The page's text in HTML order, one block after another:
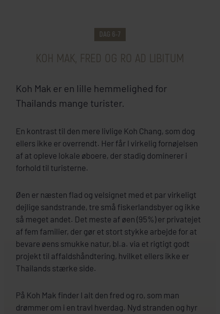
Koh Mak
Lazy Day Resort
SE HOTEL
DAG 6-7
KOH MAK, FRED OG RO AD LIBITUM
Koh Mak er en lille hemmelighed for
Thailands mange turister.
En kontrast til den mere livlige Koh Chang, som dog
ellers ikke er overrendt. Her får I virkelig fornøjelsen
af at opleve lokale øboere, der stadig dominerer i
forhold til turisterne.
Øen er næsten flad og velsignet med et par virkeligt
dejlige sandstrande, tre små fiskerlandsbyer og ikke
så meget andet. Det meste af øen (95%) er privatejet
af fem familier, der gør et stort stykke arbejde for at
bevare øens smukke natur, bl.a. via et rigtigt godt
projekt til affaldshåndtering, hvilket ellers ikke er
Thailands stærke side.
På Koh Mak finder I alt den fred og ro, som man
drømmer om i en travl hverdag. Nyd stranden og hyr